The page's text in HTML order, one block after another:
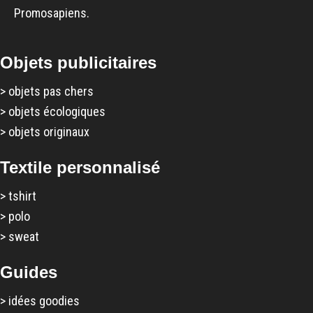
Promosapiens.
Objets publicitaires
> objets pas chers
> objets écologiques
> objets originaux
Textile personnalisé
>tshirt
> polo
> sweat
Guides
> idées goodies